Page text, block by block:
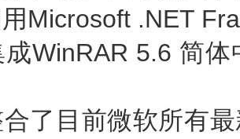
.NET
5.6 简体
目前微软所有最